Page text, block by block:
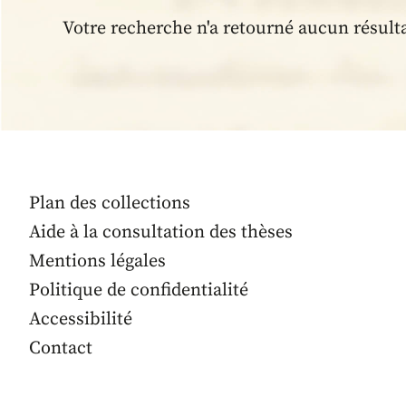
Votre recherche n'a retourné aucun
Plan des collections
Aide à la consultation des thèses
Mentions légales
Politique de confidentialité
Accessibilité
Contact